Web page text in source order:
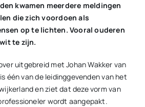
kwamen meerdere meldingen
die zich voordoen als
op te lichten. Vooral ouderen
te zijn.
uitgebreid met Johan Wakker van
één van de leidinggevenden van het
en ziet dat deze vorm van
wordt aangepakt.